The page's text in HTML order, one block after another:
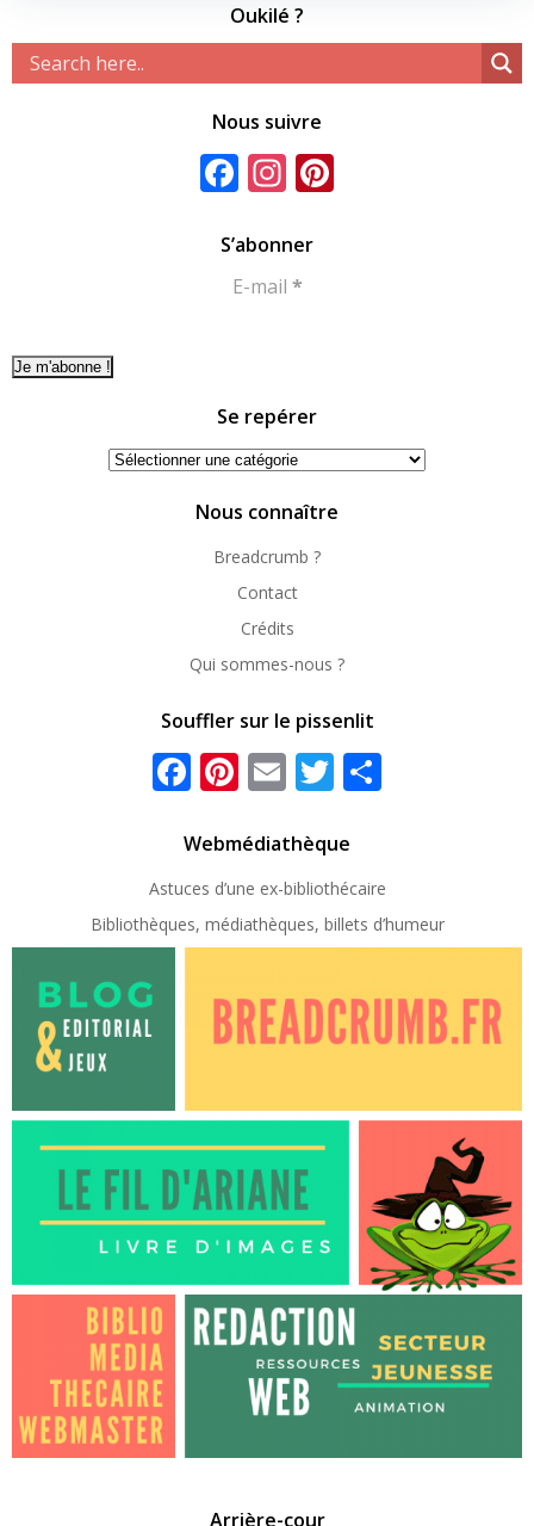
Oukilé ?
Nous suivre
Facebook
Instagram
S’abonner
E-mail *
Se repérer
Se
Nous connaître
Breadcrumb ?
Contact
Crédits
Qui sommes-nous ?
Souffler sur le pissenlit
Facebook
Pinterest
EmailTwitter
Webmédiathèque
Astuces d’une ex-bibliothécaire
Bibliothèques, médiathèques, billets d’humeur
Arrière-cour